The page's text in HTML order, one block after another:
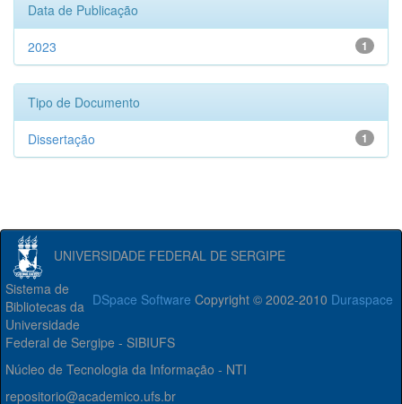
Data de Publicação
1
2023
Tipo de Documento
1
Dissertação
UNIVERSIDADE FEDERAL DE SERGIPE
DSpace Software Copyright © 2002-2010 Duraspace
Sistema de
Bibliotecas da
Universidade
Federal de Sergipe - SIBIUFS
Núcleo de Tecnologia da Informação - NTI
repositorio@academico.ufs.br